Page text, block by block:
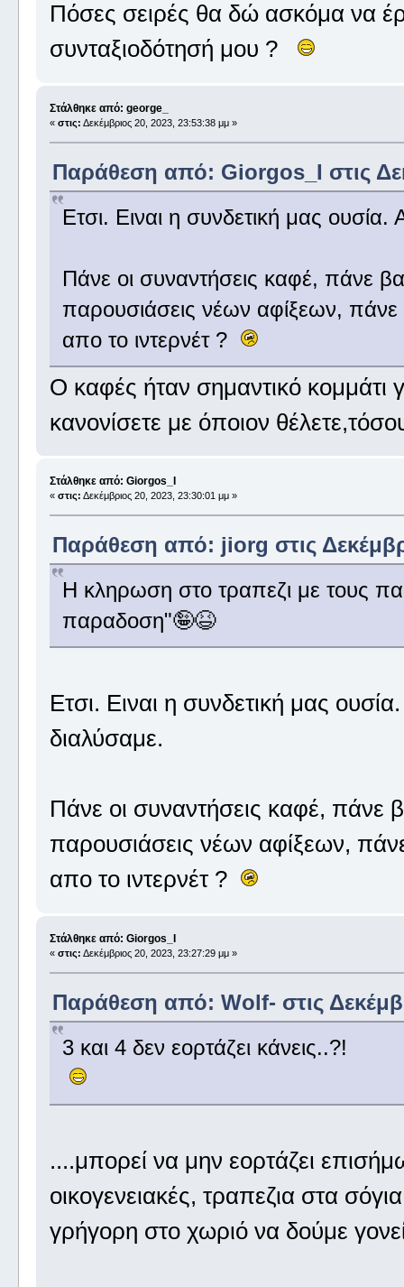
Πόσες σειρές θα δώ ασκόμα να
συνταξιοδότησή μου ?
Στάλθηκε από: george_
« στις: Δεκέμβριος 20, 2023, 23:53:38 μμ »
Παράθεση από: Giorgos_I στις
Ετσι. Ειναι η συνδετική μας
Πάνε οι συναντήσεις καφέ, πάνε
παρουσιάσεις νέων αφίξεων, πάνε
απο το ιντερνέτ ?
Ο καφές ήταν σημαντικό κομμάτι
κανονίσετε με όποιον
Στάλθηκε από: Giorgos_I
« στις: Δεκέμβριος 20, 2023, 23:30:01 μμ »
Παράθεση από: jiorg στις
Η κληρωση στο τραπεζι με τους
παραδοση"🤪😆
Ετσι. Ειναι η συνδετική μας
διαλύσαμε.
Πάνε οι συναντήσεις καφέ, πάνε
παρουσιάσεις νέων αφίξεων, πάνε
απο το ιντερνέτ ?
Στάλθηκε από: Giorgos_I
« στις: Δεκέμβριος 20, 2023, 23:27:29 μμ »
Παράθεση από: Wolf- στις
3 και 4 δεν εορτάζει κάνεις..?!
....μπορεί να μην εορτάζει
οικογενειακές, τραπεζια στα
γρήγορη στο χωριό να δούμε